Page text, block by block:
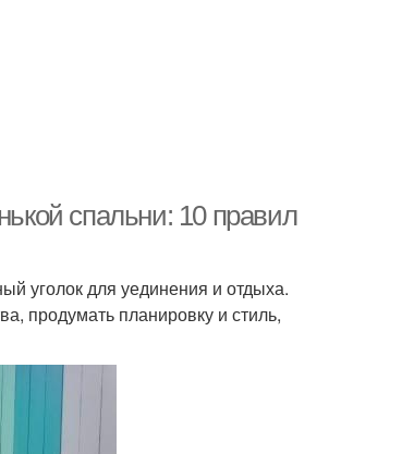
спальни: 10 правил
уголок для уединения и отдыха.
продумать планировку и стиль,